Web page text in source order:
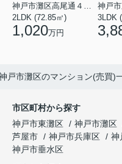
神戸市灘区高尾通４丁目
2LDK (72.85㎡)
1,020万円
3LDK
戸市灘区のマンション(売買)
市区町村から探す
神戸市東灘区
神戸市灘区
芦屋市
神戸市兵庫区 神
神戸市垂水区